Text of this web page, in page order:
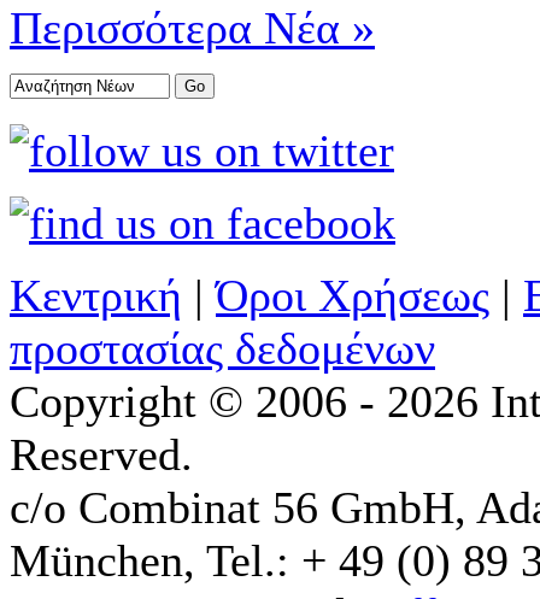
Περισσότερα Νέα »
Κεντρική |Όροι Χρήσεως |
προστασίας δεδομένων
Copyright © 2006 - 2026
Reserved.
c/o Combinat 56 GmbH,
München, Tel.: + 49 (0) 89